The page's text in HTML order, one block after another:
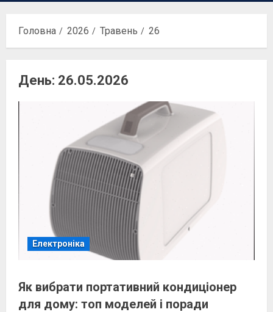
Головна 2026 Травень 26
День: 26.05.2026
Електроніка
Як вибрати портативний кондиціонер
для дому: топ моделей і поради